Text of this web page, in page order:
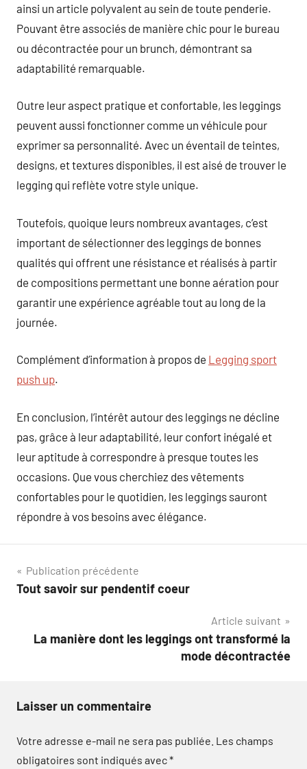
ainsi un article polyvalent au sein de toute penderie.
Pouvant être associés de manière chic pour le bureau
ou décontractée pour un brunch, démontrant sa
adaptabilité remarquable.
Outre leur aspect pratique et confortable, les leggings
peuvent aussi fonctionner comme un véhicule pour
exprimer sa personnalité. Avec un éventail de teintes,
designs, et textures disponibles, il est aisé de trouver le
legging qui reflète votre style unique.
Toutefois, quoique leurs nombreux avantages, c’est
important de sélectionner des leggings de bonnes
qualités qui offrent une résistance et réalisés à partir
de compositions permettant une bonne aération pour
garantir une expérience agréable tout au long de la
journée.
Complément d’information à propos de Legging sport
push up.
En conclusion, l’intérêt autour des leggings ne décline
pas, grâce à leur adaptabilité, leur confort inégalé et
leur aptitude à correspondre à presque toutes les
occasions. Que vous cherchiez des vêtements
confortables pour le quotidien, les leggings sauront
répondre à vos besoins avec élégance.
Navigation
de
Publication précédente
Tout savoir sur pendentif coeur
Article suivant
La manière dont les leggings ont transformé la
mode décontractée
Laisser un commentaire
Votre adresse e-mail ne sera pas publiée. Les champs
obligatoires sont indiqués avec*